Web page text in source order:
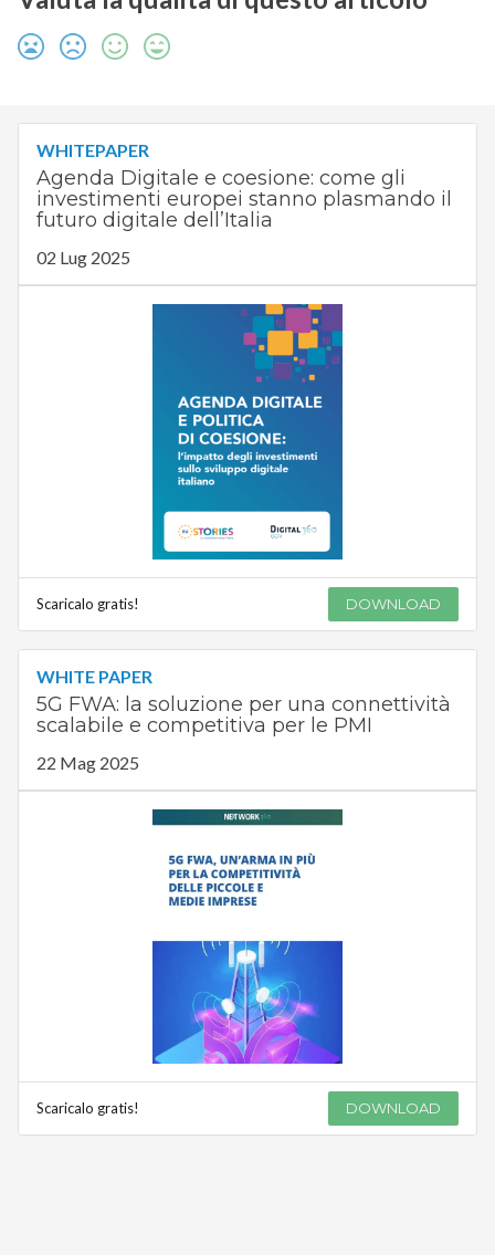
WHITEPAPER
Agenda Digitale e coesione: come gli
investimenti europei stanno plasmando il
futuro digitale dell’Italia
02 Lug 2025
Scaricalo gratis! DOWNLOAD
WHITE PAPER
5G FWA: la soluzione per una connettività
scalabile e competitiva per le PMI
22 Mag 2025
Scaricalo gratis! DOWNLOAD